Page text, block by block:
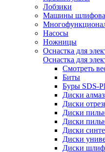
Лобзики
Машины
Насосы
Ножницы
Оснастка для
Оснастка для
Смотреть
Биты
Буры SDS-
Диски
Диски
Диски
Диски
Диски
Диски
Диски